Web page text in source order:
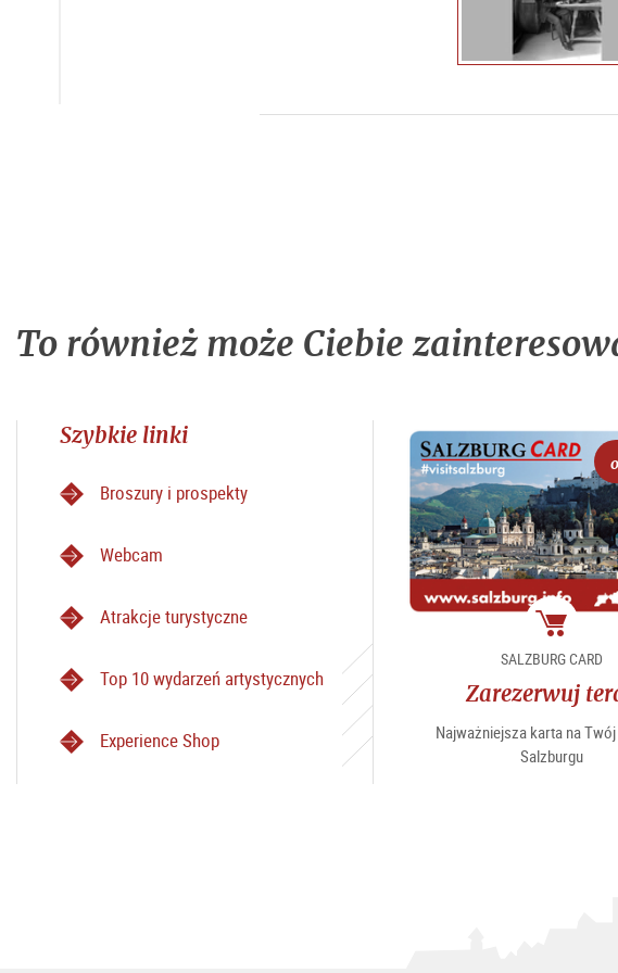
To również może Ciebie
Szybkie linki
Broszury i prospekty
Webcam
Atrakcje turystyczne
Top 10 wydarzeń artystycznych
Experience Shop
Pakiet
SALZBURG CARD
Zarezerwuj
Najważniejsza karta na
Salzburgu